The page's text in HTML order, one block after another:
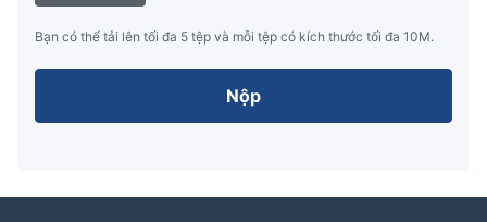
Bạn có thể tải lên tối đa 5 tệp và mỗi tệp có kích thước tối đa 10M.
Nộp